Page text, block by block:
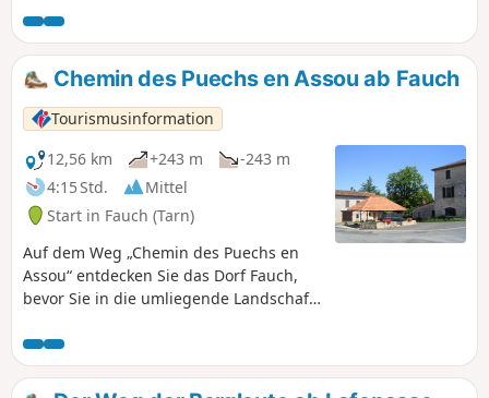
Jahren auf dem Bett des Lézert auf einer
Fläche von 86 Hektar angelegt, mit Hügeln
am linken Ufer, die mit Pinien bewachsen
sind und an mediterrane Landschaften
erinnern, und großen, ruhigen und
hügeligen Weiden am rechten Ufer.
Wanderweg von gemeinschaftlichem
Interesse, realisiert vom
Fremdenverkehrsamt Centre Tarn. Siehe §
Praktische Informationen.
Chemin des Puechs en Assou ab Fauch
Tourismusinformation
12,56 km
+243 m
-243 m
4:15 Std.
Mittel
Start in Fauch (Tarn)
Auf dem Weg „Chemin des Puechs en
Assou“ entdecken Sie das Dorf Fauch,
bevor Sie in die umliegende Landschaft
verdankt Fauch seine Gründung einer
sekundären Römerstraße, die die Ebene
von Albi mit den Bergen verband.